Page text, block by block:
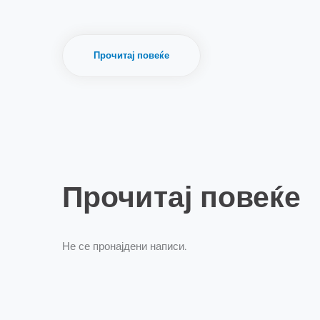
Прочитај повеќе
Прочитај повеќе
Не се пронајдени написи.